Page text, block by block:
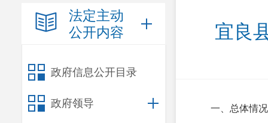
法定主动
公开内容
政府信息公开目录
政府领导
宜良
一、总体情况